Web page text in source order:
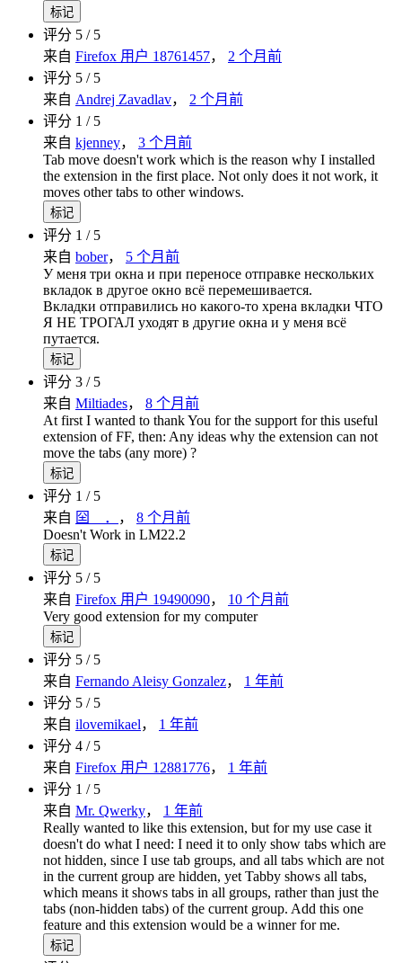
标记
评分 5 / 5
来自 Firefox 用户 18761457， 2 个月前
评分 5 / 5
来自 Andrej Zavadlav， 2 个月前
评分 1 / 5
来自 kjenney， 3 个月前
Tab move doesn't work which is the reason why I installed
the extension in the first place. Not only does it not work, it
moves other tabs to other windows.
标记
评分 1 / 5
来自 bober， 5 个月前
У меня три окна и при переносе отправке нескольких
вкладок в другое окно всё перемешивается.
Вкладки отправились но какого-то хрена вкладки ЧТО
Я НЕ ТРОГАЛ уходят в другие окна и у меня всё
путается.
标记
评分 3 / 5
来自 Miltiades， 8 个月前
At first I wanted to thank You for the support for this useful
extension of FF, then: Any ideas why the extension can not
move the tabs (any more) ?
标记
评分 1 / 5
来自 囶 ． ， 8 个月前
Doesn't Work in LM22.2
标记
评分 5 / 5
来自 Firefox 用户 19490090， 10 个月前
Very good extension for my computer
标记
评分 5 / 5
来自 Fernando Aleisy Gonzalez， 1 年前
评分 5 / 5
来自 ilovemikael， 1 年前
评分 4 / 5
来自 Firefox 用户 12881776， 1 年前
评分 1 / 5
来自 Mr. Qwerky， 1 年前
Really wanted to like this extension, but for my use case it
doesn't do what I need: I need it to only show tabs which are
not hidden, since I use tab groups, and all tabs which are not
in the current group are hidden, yet Tabby shows all tabs,
which means it shows tabs in all groups, rather than just the
tabs (non-hidden tabs) of the current group. Add this one
feature and this extension would be a winner for me.
标记